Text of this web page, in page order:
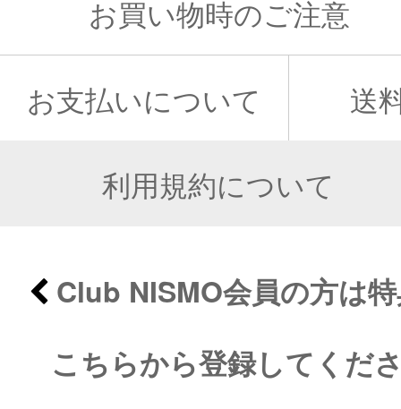
お買い物時のご注意
お支払いについて 送
利用規約について
Club NISMO会員の方は
こちらから登録してくだ